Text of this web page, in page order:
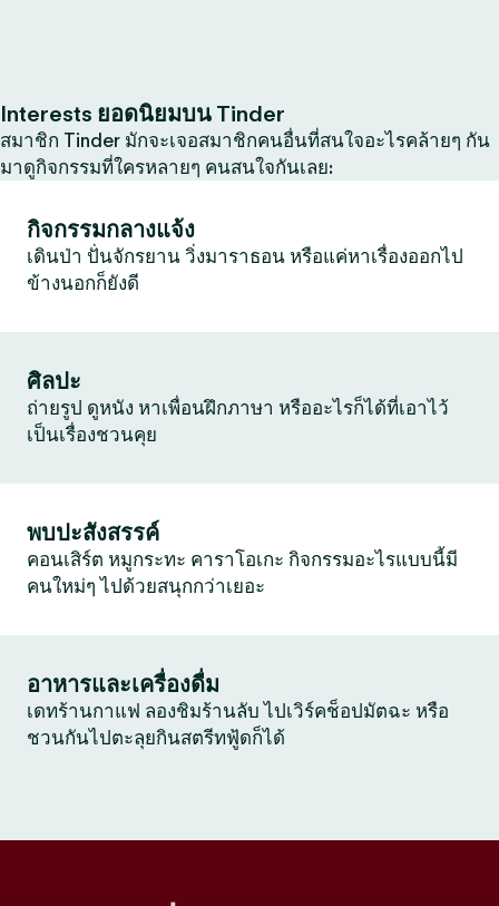
Interests ยอดนิยมบน Tinder
สมาชิก Tinder มักจะเจอสมาชิกคนอื่นที่สนใจอะไรคล้ายๆ กัน
มาดูกิจกรรมที่ใครหลายๆ คนสนใจกันเลย:
กิจกรรมกลางแจ้ง
เดินป่า ปั่นจักรยาน วิ่งมาราธอน หรือแค่หาเรื่องออกไป
ข้างนอกก็ยังดี
ศิลปะ
ถ่ายรูป ดูหนัง หาเพื่อนฝึกภาษา หรืออะไรก็ได้ที่เอาไว้
เป็นเรื่องชวนคุย
พบปะสังสรรค์
คอนเสิร์ต หมูกระทะ คาราโอเกะ กิจกรรมอะไรแบบนี้มี
คนใหม่ๆ ไปด้วยสนุกกว่าเยอะ
อาหารและเครื่องดื่ม
เดทร้านกาแฟ ลองชิมร้านลับ ไปเวิร์คช็อปมัตฉะ หรือ
ชวนกันไปตะลุยกินสตรีทฟู้ดก็ได้